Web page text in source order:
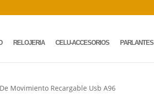
RELOJERIA CELU-ACCESORIOS PARLANTES
Movimiento Recargable Usb A96